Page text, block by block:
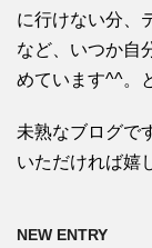
に行けない分、
など、いつか自
めています^^。
未熟なブログで
いただければ嬉
NEW ENTRY